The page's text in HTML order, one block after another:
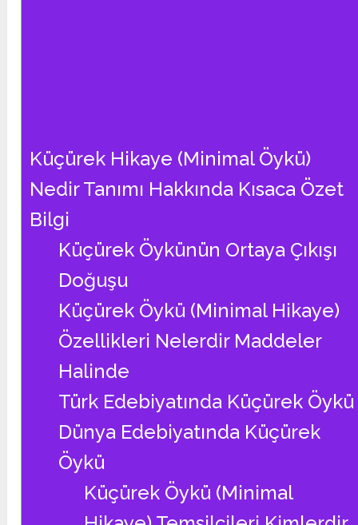
Küçürek Hikaye (Minimal Öykü)
Nedir Tanımı Hakkında Kısaca Özet
Bilgi
Küçürek Öykünün Ortaya Çıkışı
Doğuşu
Küçürek Öykü (Minimal Hikaye)
Özellikleri Nelerdir Maddeler
Halinde
Türk Edebiyatında Küçürek Öykü
Dünya Edebiyatında Küçürek
Öykü
Küçürek Öykü (Minimal